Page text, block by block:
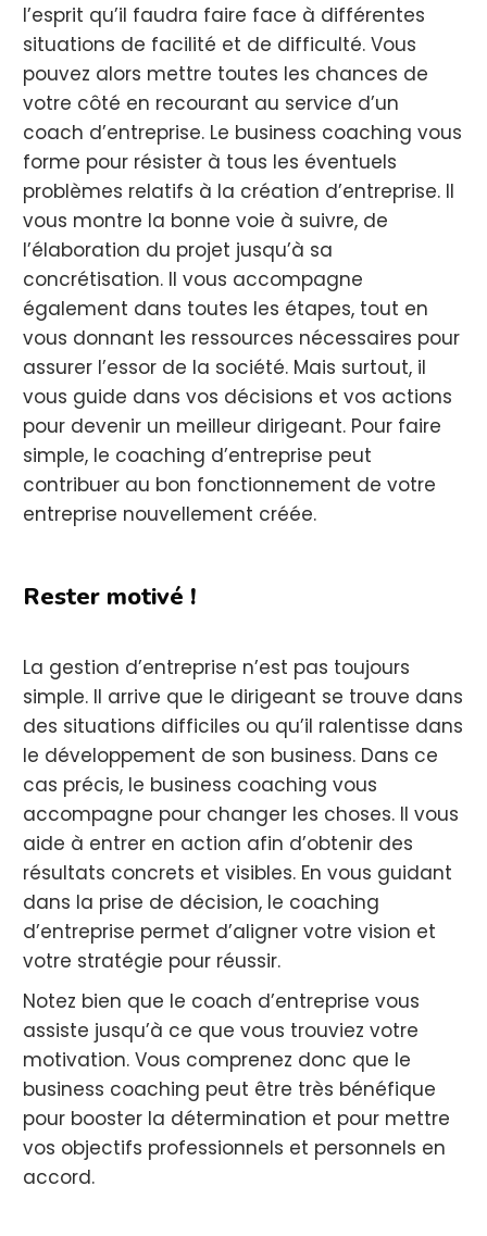
l’esprit qu’il faudra faire face à différentes
situations de facilité et de difficulté. Vous
pouvez alors mettre toutes les chances de
votre côté en recourant au service d’un
coach d’entreprise. Le business coaching vous
forme pour résister à tous les éventuels
problèmes relatifs à la création d’entreprise. Il
vous montre la bonne voie à suivre, de
l’élaboration du projet jusqu’à sa
concrétisation. Il vous accompagne
également dans toutes les étapes, tout en
vous donnant les ressources nécessaires pour
assurer l’essor de la société. Mais surtout, il
vous guide dans vos décisions et vos actions
pour devenir un meilleur dirigeant. Pour faire
simple, le coaching d’entreprise peut
contribuer au bon fonctionnement de votre
entreprise nouvellement créée.
Rester motivé !
La gestion d’entreprise n’est pas toujours
simple. Il arrive que le dirigeant se trouve dans
des situations difficiles ou qu’il ralentisse dans
le développement de son business. Dans ce
cas précis, le business coaching vous
accompagne pour changer les choses. Il vous
aide à entrer en action afin d’obtenir des
résultats concrets et visibles. En vous guidant
dans la prise de décision, le coaching
d’entreprise permet d’aligner votre vision et
votre stratégie pour réussir.
Notez bien que le coach d’entreprise vous
assiste jusqu’à ce que vous trouviez votre
motivation. Vous comprenez donc que le
business coaching peut être très bénéfique
pour booster la détermination et pour mettre
vos objectifs professionnels et personnels en
accord.